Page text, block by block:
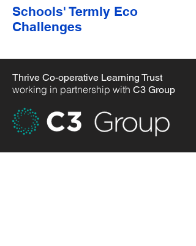
Schools' Termly Eco
Challenges
Thrive Co-operative Learning Trust
working in partnership with C3 Group